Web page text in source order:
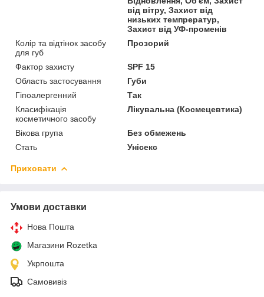
від вітру, Захист від
низьких темпрератур,
Захист від УФ-променів
Колір та відтінок засобу
для губ
Прозорий
Фактор захисту
SPF 15
Область застосування
Губи
Гіпоалергенний
Так
Класифікація
косметичного засобу
Лікувальна (Космецевтика)
Вікова група
Без обмежень
Стать
Унісекс
Приховати
Умови доставки
Нова Пошта
Магазини Rozetka
Укрпошта
Самовивіз